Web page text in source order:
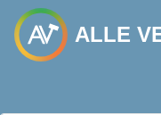
ALLE